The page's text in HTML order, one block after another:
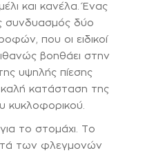
και κανέλα. Ένας
συνδυασμός δύο
που οι ειδικοί
βοηθάει στην
υψηλής πίεσης
κατάσταση της
κυκλοφορικού.
το στομάχι. Το
των φλεγμονών